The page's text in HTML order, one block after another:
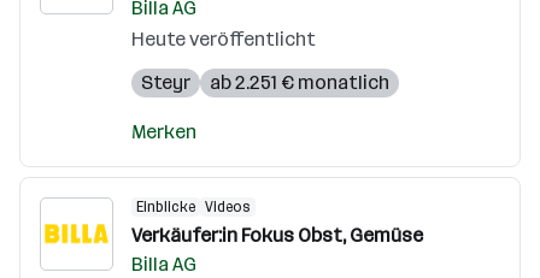
Billa AG
Heute veröffentlicht
Steyr
ab 2.251 € monatlich
Merken
Einblicke Videos
Verkäufer:in Fokus Obst, Gemüse
Billa AG